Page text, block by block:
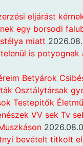
eljárást
egy borsodi
miatt
is potyognak
Betyárok
Osztálytársak
Testepitők
VV sek Tv
bevételt titkolt